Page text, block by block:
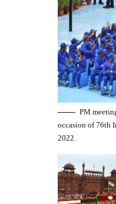
PM
occasion of 76th
2022.